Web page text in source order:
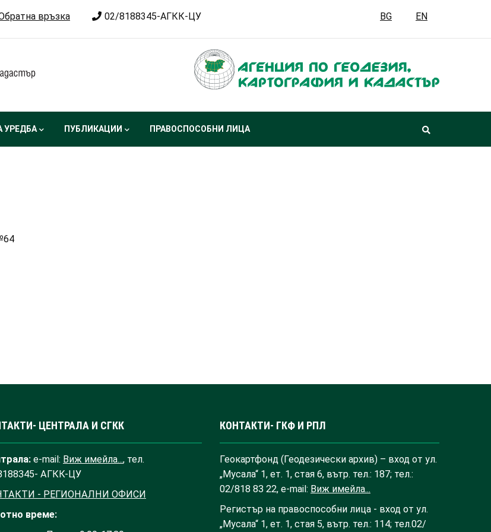
връзка 02/8188345-АГКК-ЦУ BG EN
УРЕДБА ПУБЛИКАЦИИ ПРАВОСПОСОБНИ ЛИЦА
ЦЕНТРАЛА И СГКК
e-mail: Виж имейла..., тел.
АГКК-ЦУ
- РЕГИОНАЛНИ ОФИСИ
време:
КОНТАКТИ- ГКФ И РПЛ
Геокартфонд (Геодезически архив) – вход от ул.
„Мусала“ 1, ет. 1, стая 6, вътр. тел.: 187; тел.:
02/818 83 22, e-mail: Виж имейла...
Регистър на правоспособни лица - вход от ул.
„Мусала“ 1, ет. 1, стая 5, вътр. тел.: 114; тел.02/